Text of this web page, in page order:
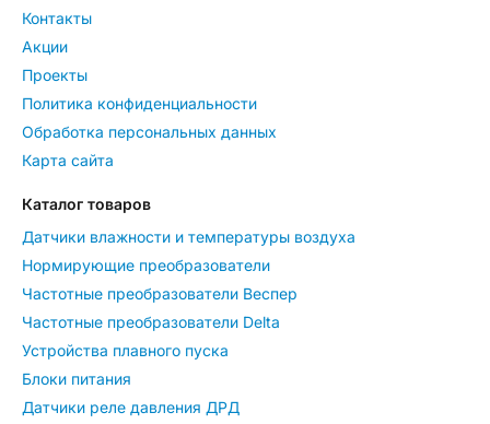
Контакты
Акции
Проекты
Политика конфиденциальности
Обработка персональных данных
Карта сайта
Каталог товаров
Датчики влажности и температуры воздуха
Нормирующие преобразователи
Частотные преобразователи Веспер
Частотные преобразователи Delta
Устройства плавного пуска
Блоки питания
Датчики реле давления ДРД